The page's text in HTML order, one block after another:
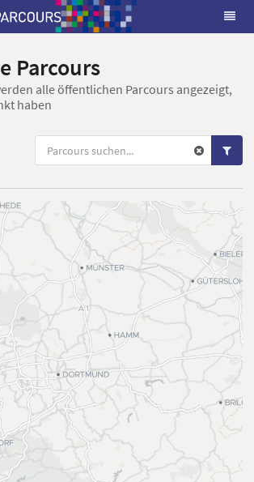
Parcours
alle öffentlichen Parcours angezeigt,
haben